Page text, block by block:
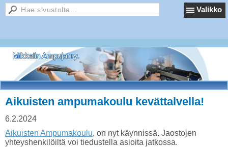
Valikko
Mikkelin Ampujat ry.
Aikuisten ampumakoulu kevättalvella!
6.2.2024
Aikuisten Ampumakoulu, on nyt käynnissä. Jaostojen
yhteyshenkilöiltä voi tiedustella asioita jatkossa.